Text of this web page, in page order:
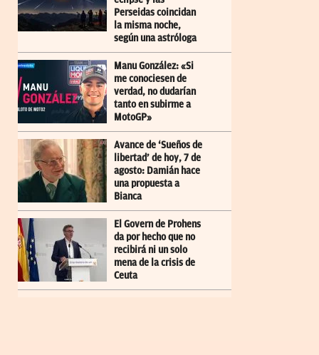
Perseidas coincidan
la misma noche,
según una astróloga
Manu González: «Si
me conociesen de
verdad, no dudarían
tanto en subirme a
MotoGP»
Avance de ‘Sueños de
libertad’ de hoy, 7 de
agosto: Damián hace
una propuesta a
Bianca
El Govern de Prohens
da por hecho que no
recibirá ni un solo
mena de la crisis de
Ceuta